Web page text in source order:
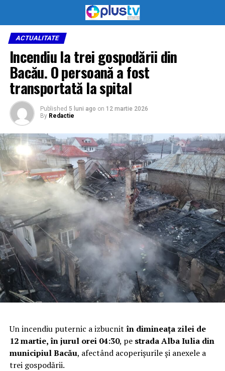
ACTUALITATE
Incendiu la trei gospodării din
Bacău. O persoană a fost
transportată la spital
Published 5 luni ago on 12 martie 2026
By Redactie
Un incendiu puternic a izbucnit în dimineața zilei de
12 martie, în jurul orei 04:30, pe strada Alba Iulia din
municipiul Bacău, afectând acoperișurile și anexele a
trei gospodării.